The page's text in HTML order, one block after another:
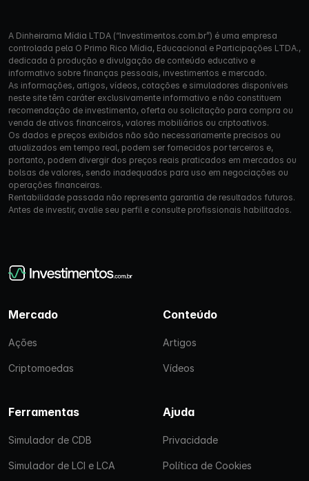
A Dinheirama Mídia LTDA (“Investimentos.com.br”) é uma empresa
controlada pela O Primo Rico Mídia, Educacional e Participações LTDA.,
dedicada à produção e divulgação de conteúdo educativo e
informativo sobre finanças pessoais, investimentos e mercado.
As informações, artigos, vídeos, cotações e simuladores disponíveis
neste site têm caráter exclusivamente informativo e não constituem
recomendação de investimento, oferta ou solicitação para compra ou
venda de ativos financeiros, valores mobiliários ou criptoativos.
Os dados e preços exibidos não são necessariamente precisos ou
atualizados em tempo real, podem ser fornecidos por terceiros e,
portanto, podem divergir dos preços reais praticados em mercados ou
bolsas de valores, sendo inadequados para uso em negociações ou
operações financeiras.
Rentabilidade passada não representa garantia de resultados futuros.
Antes de investir, avalie seu perfil e consulte profissionais habilitados.
Mercado
Ações
Criptomoedas
Conteúdo
Artigos
Vídeos
Ferramentas
Simulador de CDB
Simulador de LCI e LCA
Ajuda
Privacidade
Política de Cookies